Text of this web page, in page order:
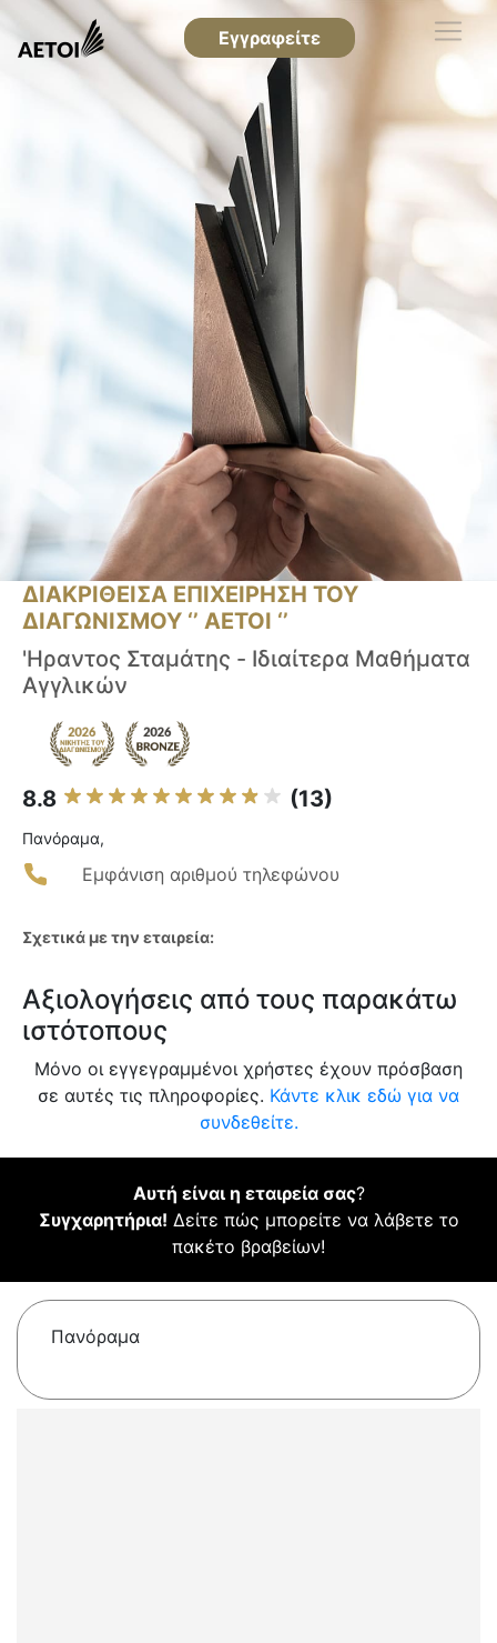
Εγγραφείτε
ΔΙΑΚΡΙΘΕΙΣΑ ΕΠΙΧΕΙΡΗΣΗ ΤΟΥ
ΔΙΑΓΩΝΙΣΜΟΥ ‘’ ΑΕΤΟΙ ‘’
'Ηραντος Σταμάτης - Ιδιαίτερα Μαθήματα
Αγγλικών
8.8 (13)
Πανόραμα,
Εμφάνιση αριθμού τηλεφώνου
Σχετικά με την εταιρεία:
Αξιολογήσεις από τους παρακάτω
ιστότοπους
Μόνο οι εγγεγραμμένοι χρήστες έχουν πρόσβαση
σε αυτές τις πληροφορίες. Κάντε κλικ εδώ για να
συνδεθείτε.
Αυτή είναι η εταιρεία σας?
Συγχαρητήρια! Δείτε πώς μπορείτε να λάβετε το
πακέτο βραβείων!
Πανόραμα